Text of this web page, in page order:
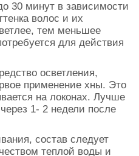
30 минут в зависимости
волос и их
тем меньшее
для действия
осветления,
применение хны. Это
на локонах. Лучше
1- 2 недели после
состав следует
теплой воды и